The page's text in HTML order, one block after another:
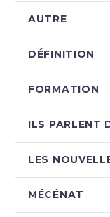
AUTRE
DÉFINITION
FORMATION
ILS PARLENT
LES
MÉCÉNAT